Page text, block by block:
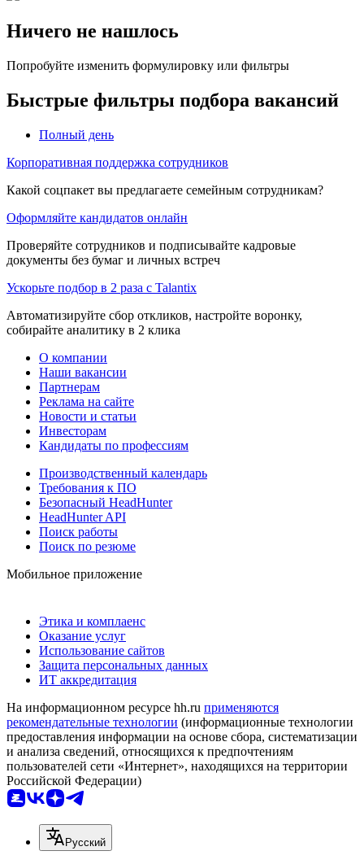
Ничего не нашлось
Попробуйте изменить формулировку или фильтры
Быстрые фильтры подбора вакансий
Полный день
Корпоративная поддержка сотрудников
Какой соцпакет вы предлагаете семейным сотрудникам?
Оформляйте кандидатов онлайн
Проверяйте сотрудников и подписывайте кадровые
документы без бумаг и личных встреч
Ускорьте подбор в 2 раза с Talantix
Автоматизируйте сбор откликов, настройте воронку,
собирайте аналитику в 2 клика
О компании
Наши вакансии
Партнерам
Реклама на сайте
Новости и статьи
Инвесторам
Кандидаты по профессиям
Производственный календарь
Требования к ПО
Безопасный HeadHunter
HeadHunter API
Поиск работы
Поиск по резюме
Мобильное приложение
Этика и комплаенс
Оказание услуг
Использование сайтов
Защита персональных данных
ИТ аккредитация
На информационном ресурсе hh.ru применяются
рекомендательные технологии (информационные технологии
предоставления информации на основе сбора, систематизации
и анализа сведений, относящихся к предпочтениям
пользователей сети «Интернет», находящихся на территории
Российской Федерации)
Русский